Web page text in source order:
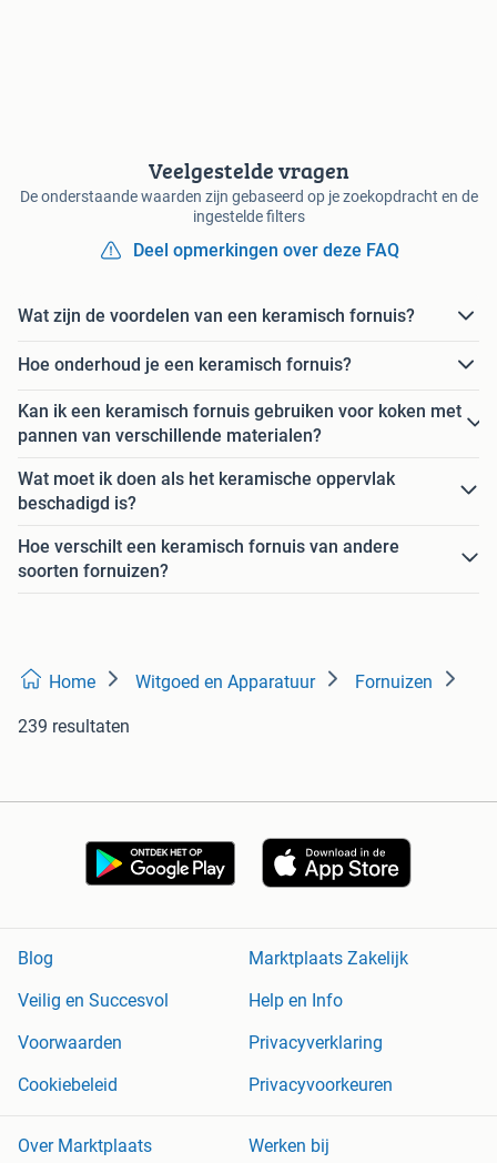
Veelgestelde vragen
De onderstaande waarden zijn gebaseerd op je zoekopdracht en de
ingestelde filters
Deel opmerkingen over deze FAQ
Wat zijn de voordelen van een keramisch fornuis?
Hoe onderhoud je een keramisch fornuis?
Kan ik een keramisch fornuis gebruiken voor koken met
pannen van verschillende materialen?
Wat moet ik doen als het keramische oppervlak
beschadigd is?
Hoe verschilt een keramisch fornuis van andere
soorten fornuizen?
Home Witgoed en Apparatuur Fornuizen
239 resultaten
Blog
Marktplaats Zakelijk
Veilig en Succesvol
Help en Info
Voorwaarden
Privacyverklaring
Cookiebeleid
Privacyvoorkeuren
Over Marktplaats Werken bij